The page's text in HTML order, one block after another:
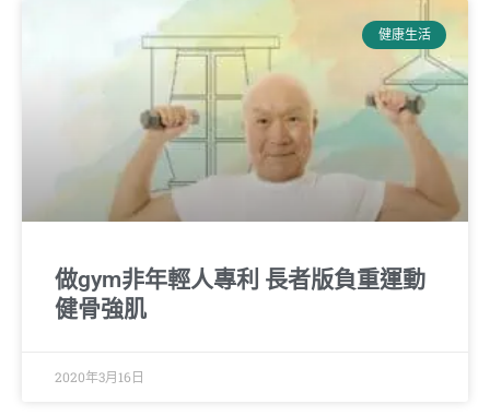
健康生活
做gym非年輕人專利 長者版負重運動
健骨強肌
2020年3月16日